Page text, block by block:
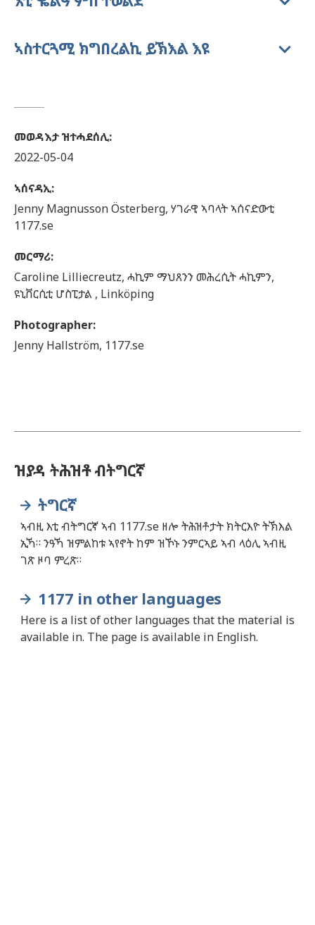
ኣስተርጓሚ ክግበረልኪ ይኽእል እዩ
መወዳእታ ዝተሓደሰሊ:
2022-05-04
ኣሰናዳኢ:
Jenny Magnusson Österberg, ሃገራዊ ኣባላት ኣሰናድውቲ
1177.se
መርማሪ:
Caroline Lilliecreutz, ሓኪም ማህጸንን መሕረሲት ሓኪምን,
ዩኒቨርሲቲ ሆስፒታል , Linköping
Photographer:
Jenny Hallström, 1177.se
ዝያዳ ትሕዝቶ ብትግርኛ
ትግርኛ
ኣብዚ እቲ ብትግርኛ ኣብ 1177.se ዘሎ ትሕዝቶታት ክትርእዮ ትኽእል
ኢኻ። ንዓኻ ዝምልከቱ ኣየኖት ከም ዝኾኑ ንምርኣይ ኣብ ላዕሊ ኣብዚ
ገጽ ዞባ ምረጽ።
1177 in other languages
Here is a list of other languages that the material is
available in. The page is available in English.